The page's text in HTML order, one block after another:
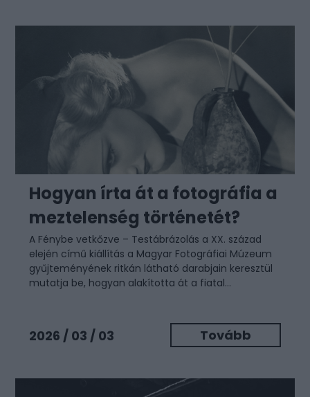
Hogyan írta át a fotográfia a
meztelenség történetét?
A Fénybe vetkőzve – Testábrázolás a XX. század
elején című kiállítás a Magyar Fotográfiai Múzeum
gyűjteményének ritkán látható darabjain keresztül
mutatja be, hogyan alakította át a fiatal...
2026 / 03 / 03 Tovább